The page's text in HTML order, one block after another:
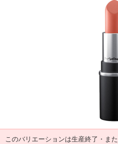
このバリエーションは生産終了・ま